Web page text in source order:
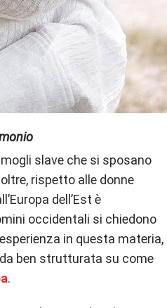
slave che si sposano
rispetto alle donne
dell’Est è
occidentali si chiedono
in questa materia,
ben strutturata su come
.